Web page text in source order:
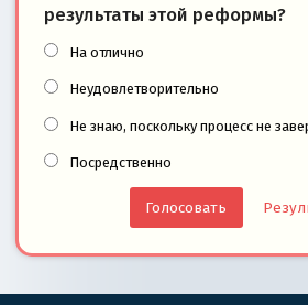
результаты этой реформы?
На отлично
Неудовлетворительно
Не знаю, поскольку процесс не
Посредственно